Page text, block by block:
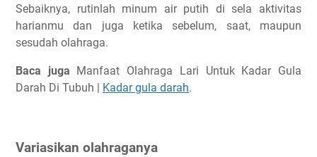
Sebaiknya, rutinlah minum air putih di sela aktivitas
harianmu dan juga ketika sebelum, saat, maupun
sesudah olahraga.
Baca juga Manfaat Olahraga Lari Untuk Kadar Gula
Darah Di Tubuh |
Kadar gula darah.
Variasikan olahraganya